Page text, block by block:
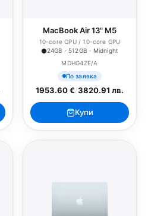
MacBook Air 13" M5
10-core CPU / 10-core GPU
24GB · 512GB · Midnight
MDHG4ZE/A
По заявка
1953.60 €/3820.91 лв.
Купи